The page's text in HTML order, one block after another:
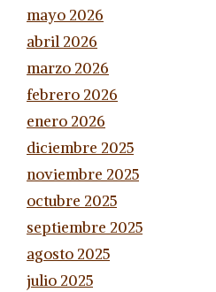
mayo 2026
abril 2026
marzo 2026
febrero 2026
enero 2026
diciembre 2025
noviembre 2025
octubre 2025
septiembre 2025
agosto 2025
julio 2025